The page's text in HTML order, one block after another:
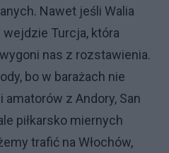
Nawet jeśli Walia
Turcja, która
nas z rozstawienia.
bo w barażach nie
z Andory, San
piłkarsko miernych
trafić na Włochów,